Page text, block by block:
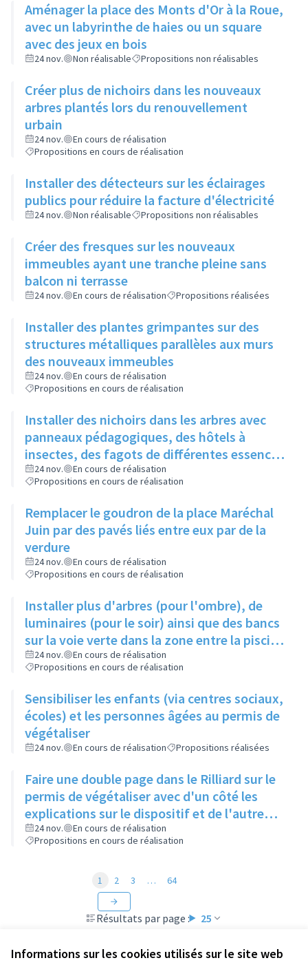
Informations sur les cookies utilisés sur le site web
Aménager la place des Monts d'Or à la Roue,
avec un labyrinthe de haies ou un square
avec des jeux en bois
24 nov. Non réalisable Propositions non réalisables
Créer plus de nichoirs dans les nouveaux
arbres plantés lors du renouvellement
urbain
24 nov.
En cours de réalisation
Propositions en cours de réalisation
Installer des détecteurs sur les éclairages
publics pour réduire la facture d'électricité
24 nov. Non réalisable Propositions non réalisables
Créer des fresques sur les nouveaux
immeubles ayant une tranche pleine sans
balcon ni terrasse
24 nov. En cours de réalisation Propositions réalisées
Installer des plantes grimpantes sur des
structures métalliques parallèles aux murs
des nouveaux immeubles
24 nov.
En cours de réalisation
Propositions en cours de réalisation
Installer des nichoirs dans les arbres avec
panneaux pédagogiques, des hôtels à
insectes, des fagots de différentes essences
pour stimuler la biodiversité sur la place du
Château à la Roue
24 nov.
En cours de réalisation
Propositions en cours de réalisation
Remplacer le goudron de la place Maréchal
Juin par des pavés liés entre eux par de la
verdure
24 nov.
En cours de réalisation
Propositions en cours de réalisation
Installer plus d'arbres (pour l'ombre), de
luminaires (pour le soir) ainsi que des bancs
sur la voie verte dans la zone entre la piscine
et la rue de l'Industrie
24 nov.
En cours de réalisation
Propositions en cours de réalisation
Sensibiliser les enfants (via centres sociaux,
écoles) et les personnes âgées au permis de
végétaliser
24 nov. En cours de réalisation Propositions réalisées
Faire une double page dans le Rilliard sur le
permis de végétaliser avec d'un côté les
explications sur le dispositif et de l'autre
côté des exemples concrets de lieux à
investir
24 nov.
En cours de réalisation
Propositions en cours de réalisation
Résultats par page : 25
1 2 3 … 64